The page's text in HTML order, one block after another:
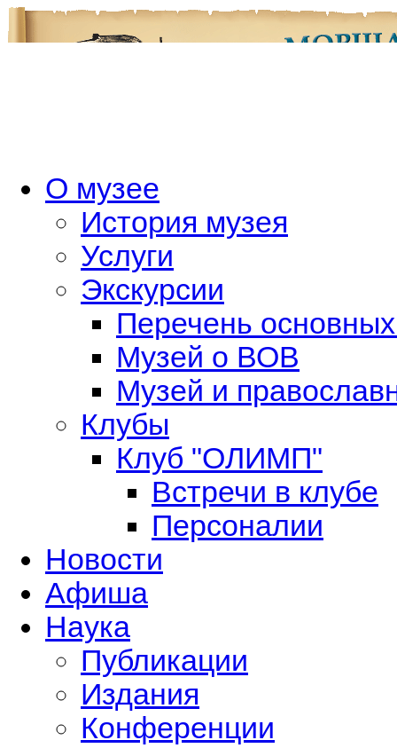
О музее
История музея
Услуги
Экскурсии
Перечень
Музей о ВОВ
Музей и
Клубы
Клуб "ОЛИМП"
Встречи в клубе
Персоналии
Новости
Афиша
Наука
Публикации
Издания
Конференции